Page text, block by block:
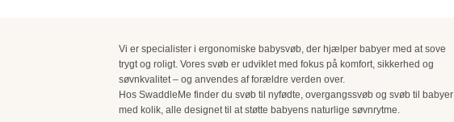
Vi er specialister i ergonomiske babysvøb, der hjælper babyer med at sove
trygt og roligt. Vores svøb er udviklet med fokus på komfort, sikkerhed og
søvnkvalitet – og anvendes af forældre verden over.
Hos SwaddleMe finder du svøb til nyfødte, overgangssvøb og svøb til babyer
med kolik, alle designet til at støtte babyens naturlige søvnrytme.